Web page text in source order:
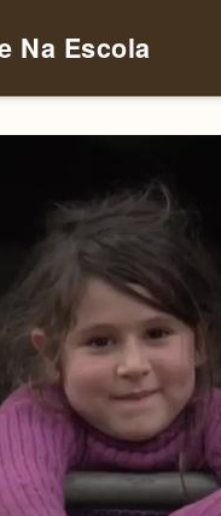
Na Escola